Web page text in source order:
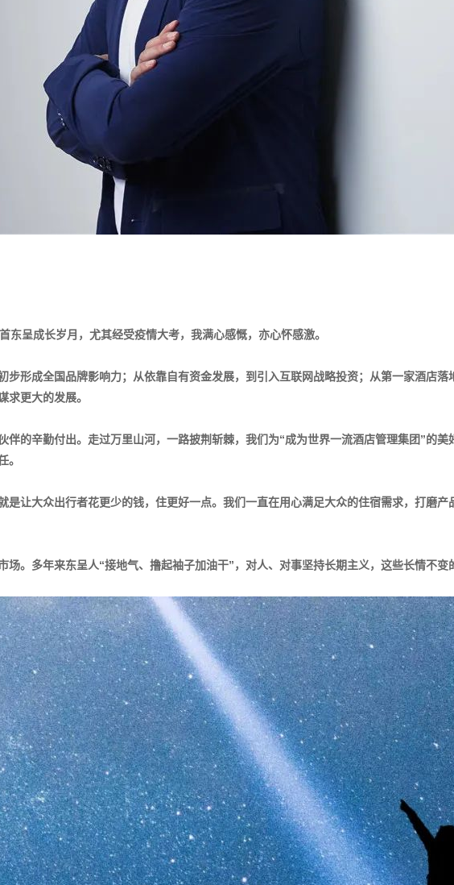
东呈成长岁月，尤其经受疫情大考，我满心感慨，亦心怀感激。
步形成全国品牌影响力；从依靠自有资金发展，到引入互联网战略投资；从第一家酒店
求更大的发展。
伴的辛勤付出。走过万里山河，一路披荆斩棘，我们为“成为世界一流酒店管理集团”的
。
是让大众出行者花更少的钱，住更好一点。我们一直在用心满足大众的住宿需求，打磨
场。多年来东呈人“接地气、撸起袖子加油干”，对人、对事坚持长期主义，这些长情不